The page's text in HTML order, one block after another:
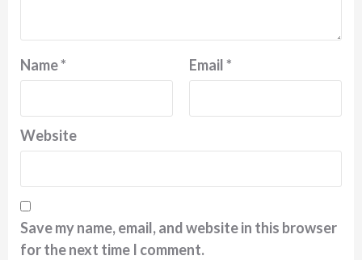
Name* Email*
Website
Save my name, email, and website in this browser
for the next time I comment.